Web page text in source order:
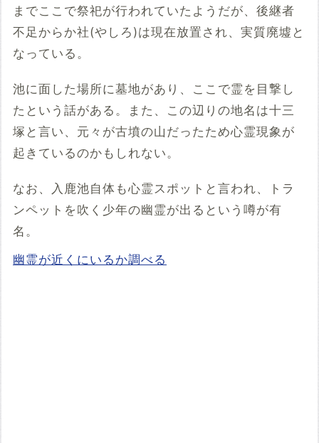
までここで祭祀が行われていたようだが、後継者
不足からか社(やしろ)は現在放置され、実質廃墟と
なっている。
池に面した場所に墓地があり、ここで霊を目撃し
たという話がある。また、この辺りの地名は十三
塚と言い、元々が古墳の山だったため心霊現象が
起きているのかもしれない。
なお、入鹿池自体も心霊スポットと言われ、トラ
ンペットを吹く少年の幽霊が出るという噂が有
名。
幽霊が近くにいるか調べる